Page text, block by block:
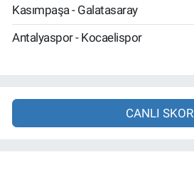
Kasımpaşa - Galatasaray
Antalyaspor - Kocaelispor
CANLI SKOR